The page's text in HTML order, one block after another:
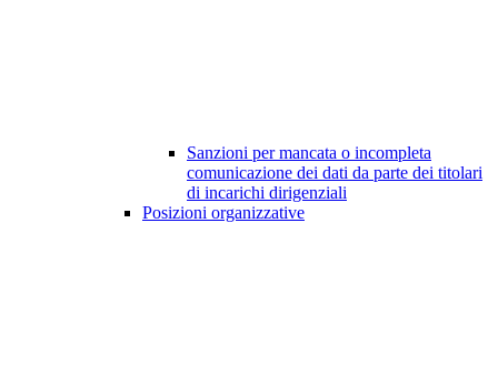
Sanzioni per mancata o incompleta
comunicazione dei dati da parte dei titolari
di incarichi dirigenziali
Posizioni organizzative